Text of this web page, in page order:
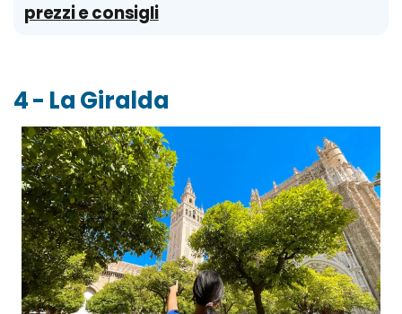
prezzi e consigli
4 - La Giralda